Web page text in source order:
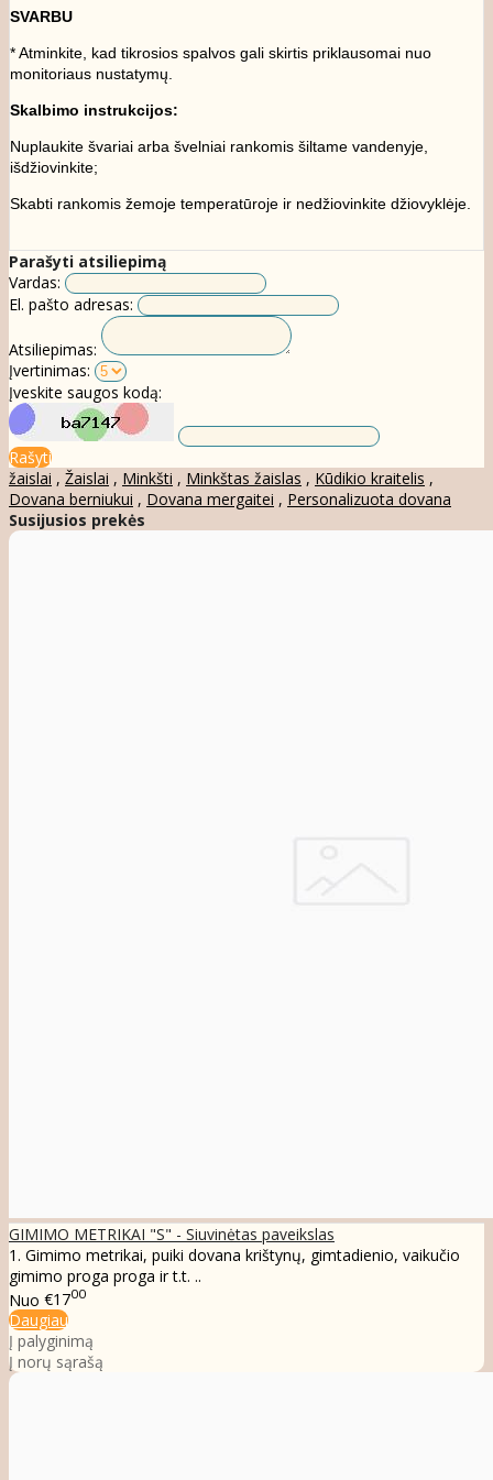
SVARBU
* Atminkite, kad tikrosios spalvos gali skirtis priklausomai nuo
monitoriaus nustatymų.
Skalbimo instrukcijos:
Nuplaukite švariai arba švelniai rankomis šiltame vandenyje,
išdžiovinkite;
Skabti rankomis žemoje temperatūroje ir nedžiovinkite džiovyklėje.
Parašyti atsiliepimą
Vardas:
El. pašto adresas:
Atsiliepimas:
Įvertinimas:
Įveskite saugos kodą:
Rašyti
žaislai , Žaislai , Minkšti , Minkštas žaislas , Kūdikio kraitelis ,
Dovana berniukui , Dovana mergaitei , Personalizuota dovana
Susijusios prekės
GIMIMO METRIKAI "S" - Siuvinėtas paveikslas
1. Gimimo metrikai, puiki dovana krištynų, gimtadienio, vaikučio
gimimo proga proga ir t.t. ..
Nuo €1700
Daugiau
Į palyginimą
Į norų sąrašą